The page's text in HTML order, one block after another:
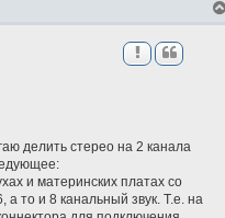
делить стерео на 2 канала
и материнских платах со
а то и 8 канальный звук. Т.е. на